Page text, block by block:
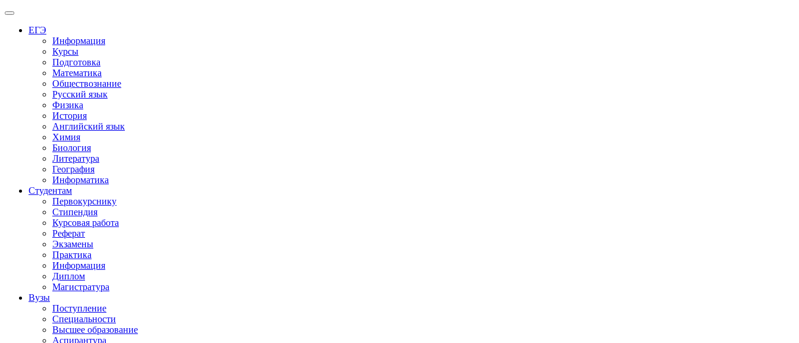
Меню
ЕГЭ
Информация
Курсы
Подготовка
Математика
Обществознание
Русский язык
Физика
История
Английский язык
Химия
Биология
Литература
География
Информатика
Студентам
Первокурснику
Стипендия
Курсовая работа
Реферат
Экзамены
Практика
Информация
Диплом
Магистратура
Вузы
Поступление
Специальности
Высшее образование
Аспирантура